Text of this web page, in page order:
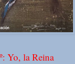
Yo, la Reina